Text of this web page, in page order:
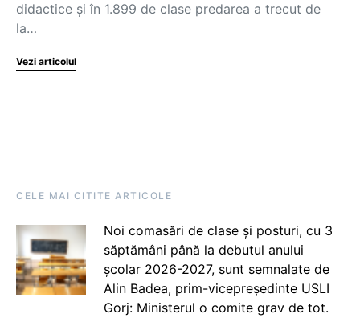
didactice și în 1.899 de clase predarea a trecut de
la…
Vezi articolul
CELE MAI CITITE ARTICOLE
Noi comasări de clase și posturi, cu 3
săptămâni până la debutul anului
școlar 2026-2027, sunt semnalate de
Alin Badea, prim-vicepreședinte USLI
Gorj: Ministerul o comite grav de tot.